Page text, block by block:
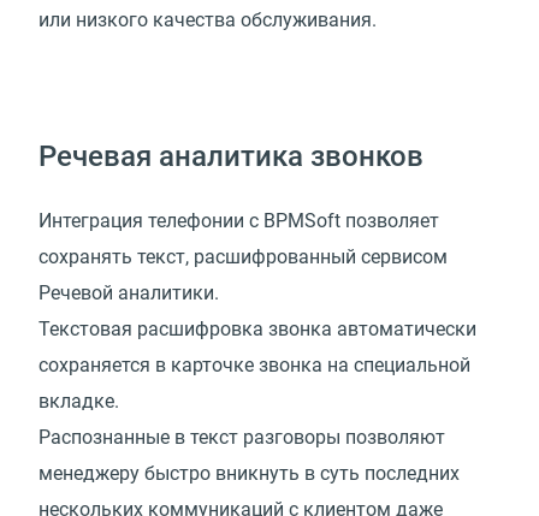
или низкого качества обслуживания.
Речевая аналитика звонков
Интеграция телефонии с BPMSoft позволяет
сохранять текст, расшифрованный сервисом
Речевой аналитики.
Текстовая расшифровка звонка автоматически
сохраняется в карточке звонка на специальной
вкладке.
Распознанные в текст разговоры позволяют
менеджеру быстро вникнуть в суть последних
нескольких коммуникаций с клиентом даже